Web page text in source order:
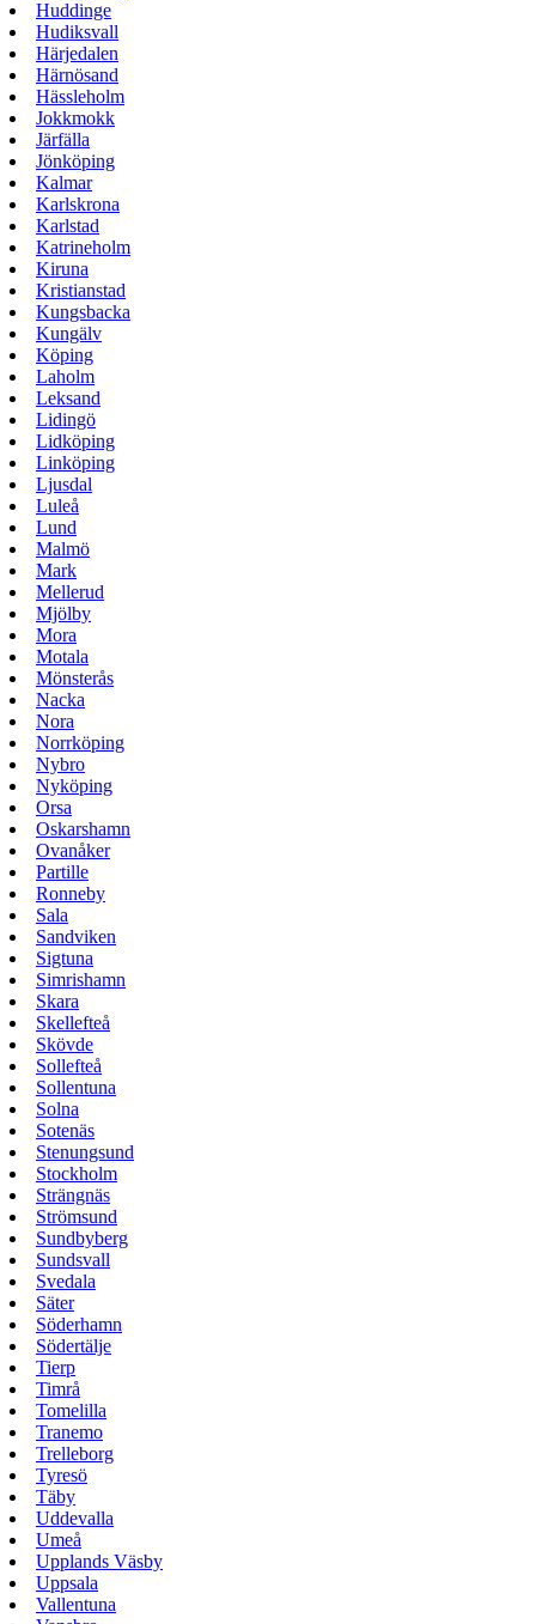
Huddinge
Hudiksvall
Härjedalen
Härnösand
Hässleholm
Jokkmokk
Järfälla
Jönköping
Kalmar
Karlskrona
Karlstad
Katrineholm
Kiruna
Kristianstad
Kungsbacka
Kungälv
Köping
Laholm
Leksand
Lidingö
Lidköping
Linköping
Ljusdal
Luleå
Lund
Malmö
Mark
Mellerud
Mjölby
Mora
Motala
Mönsterås
Nacka
Nora
Norrköping
Nybro
Nyköping
Orsa
Oskarshamn
Ovanåker
Partille
Ronneby
Sala
Sandviken
Sigtuna
Simrishamn
Skara
Skellefteå
Skövde
Sollefteå
Sollentuna
Solna
Sotenäs
Stenungsund
Stockholm
Strängnäs
Strömsund
Sundbyberg
Sundsvall
Svedala
Säter
Söderhamn
Södertälje
Tierp
Timrå
Tomelilla
Tranemo
Trelleborg
Tyresö
Täby
Uddevalla
Umeå
Upplands Väsby
Uppsala
Vallentuna